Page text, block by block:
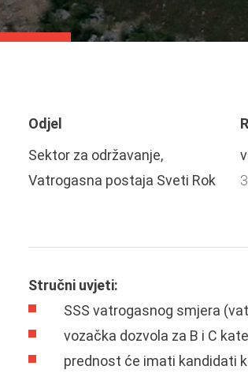
Odjel
Sektor za održavanje,
Vatrogasna postaja Sveti Rok
Stručni uvjeti:
SSS vatrogasnog smjera
vozačka dozvola za B i C
prednost će imati kandidati